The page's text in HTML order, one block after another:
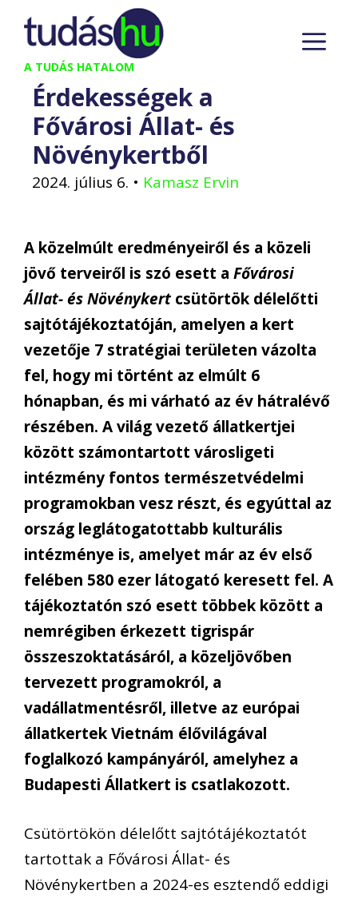
Kilépés
tartalomba
A TUDÁS HATALOM
Érdekességek a
Fővárosi Állat- és
Növénykertből
2024. július 6. • Kamasz Ervin
A közelmúlt eredményeiről és a közeli
jövő terveiről is szó esett a Fővárosi
Állat- és Növénykert csütörtök délelőtti
sajtótájékoztatóján, amelyen a kert
vezetője 7 stratégiai területen vázolta
fel, hogy mi történt az elmúlt 6
hónapban, és mi várható az év hátralévő
részében. A világ vezető állatkertjei
között számontartott városligeti
intézmény fontos természetvédelmi
programokban vesz részt, és egyúttal az
ország leglátogatottabb kulturális
intézménye is, amelyet már az év első
felében 580 ezer látogató keresett fel. A
tájékoztatón szó esett többek között a
nemrégiben érkezett tigrispár
összeszoktatásáról, a közeljövőben
tervezett programokról, a
vadállatmentésről, illetve az európai
állatkertek Vietnám élővilágával
foglalkozó kampányáról, amelyhez a
Budapesti Állatkert is csatlakozott.
Csütörtökön délelőtt sajtótájékoztatót
tartottak a Fővárosi Állat- és
Növénykertben a 2024-es esztendő eddigi